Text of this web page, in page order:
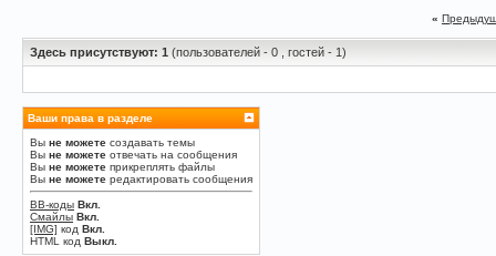
«
Здесь присутствуют: 1 (пользователей - 0 , гостей - 1)
Ваши права в разделе
Вы не можете создавать темы
Вы не можете отвечать на сообщения
Вы не можете прикреплять файлы
Вы не можете редактировать сообщения
BB-коды Вкл.
Смайлы Вкл.
[IMG] код Вкл.
HTML код Выкл.